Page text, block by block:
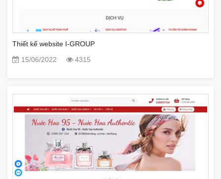
Thiết kế website I-GROUP
15/06/2022
4315